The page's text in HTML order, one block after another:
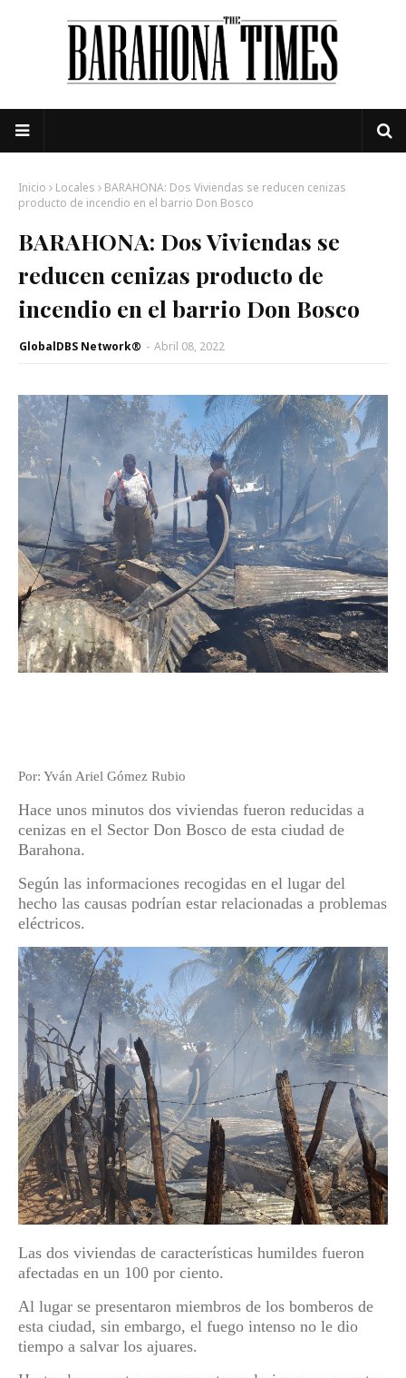
Inicio Locales
BARAHONA: Dos Viviendas se reducen cenizas
producto de incendio en el barrio Don Bosco
BARAHONA: Dos Viviendas se
reducen cenizas producto de
incendio en el barrio Don Bosco
GlobalDBS Network® - Abril 08, 2022
Por: Yván Ariel Gómez Rubio
Hace unos minutos dos viviendas fueron reducidas a
cenizas en el Sector Don Bosco de esta ciudad de
Barahona.
Según las informaciones recogidas en el lugar del
hecho las causas podrían estar relacionadas a problemas
eléctricos.
Las dos viviendas de características humildes fueron
afectadas en un 100 por ciento.
Al lugar se presentaron miembros de los bomberos de
esta ciudad, sin embargo, el fuego intenso no le dio
tiempo a salvar los ajuares.